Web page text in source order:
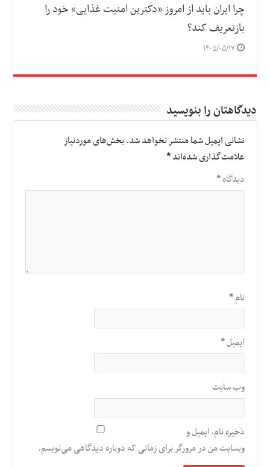
چرا ایران باید از امروز «دکترین امنیت غذایی» خود را
بازتعریف کند؟
۱۴۰۵/۰۵/۱۷
دیدگاهتان را بنویسید
نشانی ایمیل شما منتشر نخواهد شد.بخش‌های موردنیاز
علامت‌گذاری شده‌اند*
دیدگاه*
نام*
ایمیل*
وب‌ سایت
ذخیره نام، ایمیل و
وبسایت من در مرورگر برای زمانی که دوباره دیدگاهی می‌نویسم.